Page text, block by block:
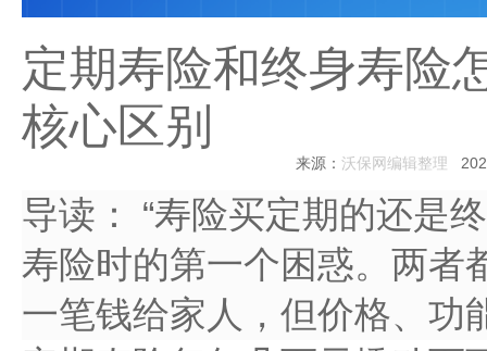
定期寿险和终身寿险
核心区别
来源： 沃保网编辑整理
导读：
“寿险买定期的还是
寿险时的第一个困惑。两者
一笔钱给家人，但价格、功